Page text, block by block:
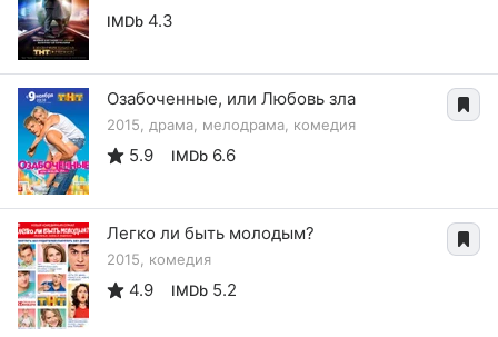
IMDb 4.3
Озабоченные, или Любовь зла
2015, драма, мелодрама, комедия
5.9 IMDb 6.6
Легко ли быть молодым?
2015, комедия
4.9 IMDb 5.2